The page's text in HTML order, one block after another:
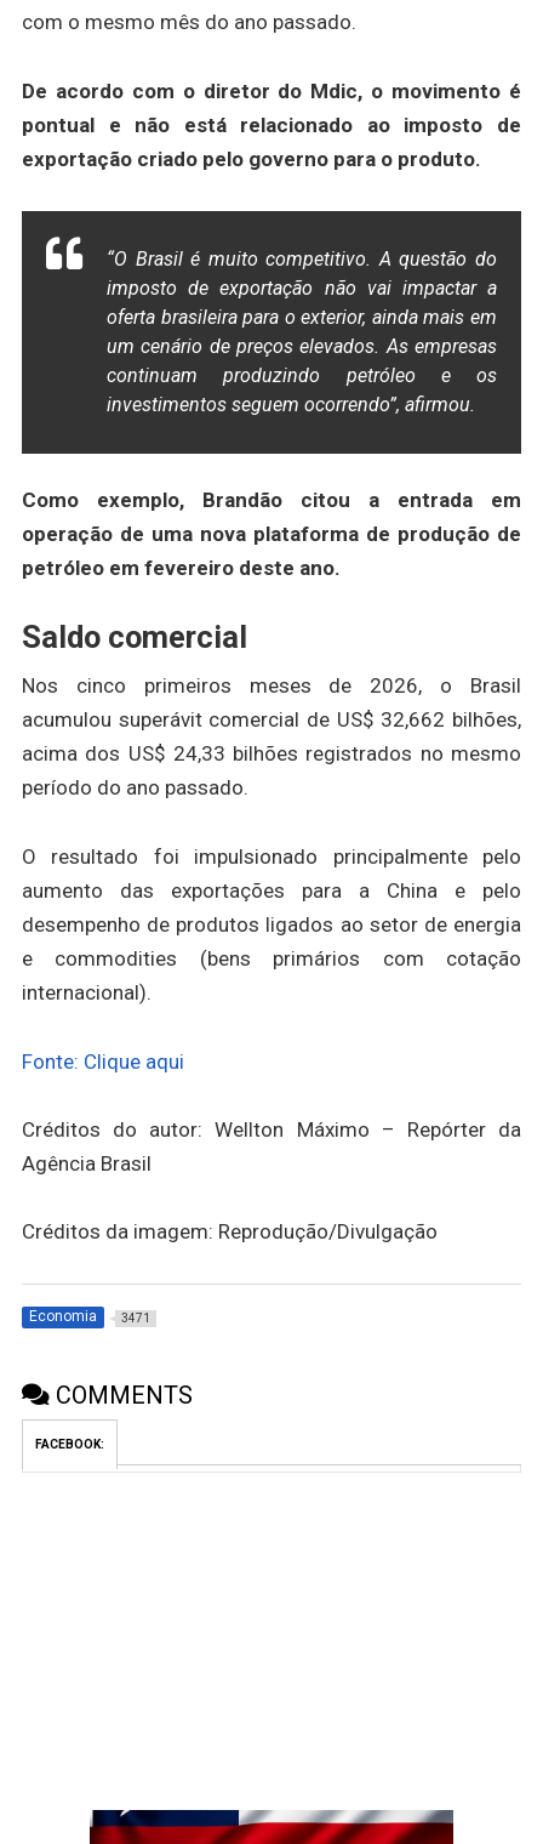
com o mesmo mês do ano passado.
De acordo com o diretor do Mdic, o movimento é
pontual e não está relacionado ao imposto de
exportação criado pelo governo para o produto.
“O Brasil é muito competitivo. A questão do
imposto de exportação não vai impactar a
oferta brasileira para o exterior, ainda mais em
um cenário de preços elevados. As empresas
continuam produzindo petróleo e os
investimentos seguem ocorrendo”, afirmou.
Como exemplo, Brandão citou a entrada em
operação de uma nova plataforma de produção de
petróleo em fevereiro deste ano.
Saldo comercial
Nos cinco primeiros meses de 2026, o Brasil
acumulou superávit comercial de US$ 32,662 bilhões,
acima dos US$ 24,33 bilhões registrados no mesmo
período do ano passado.
O resultado foi impulsionado principalmente pelo
aumento das exportações para a China e pelo
desempenho de produtos ligados ao setor de energia
e commodities (bens primários com cotação
internacional).
Fonte: Clique aqui
Créditos do autor: Wellton Máximo – Repórter da
Agência Brasil
Créditos da imagem: Reprodução/Divulgação
Economia 3471
COMMENTS
FACEBOOK: